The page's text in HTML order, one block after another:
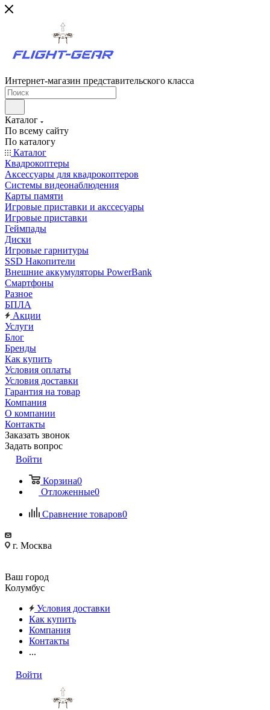
Интернет-магазин представительского класса
Каталог
По всему сайту
По каталогу
Каталог
Квадрокоптеры
Аксессуары для квадрокоптеров
Системы видеонаблюдения
Карты памяти
Игровые приставки и акссесуары
Игровые приставки
Геймпады
Диски
Игровые гарнитуры
SSD Накопители
Внешние аккумуляторы PowerBank
Смартфоны
Разное
БПЛА
Акции
Услуги
Блог
Бренды
Как купить
Условия оплаты
Условия доставки
Гарантия на товар
Компания
О компании
Контакты
Заказать звонок
Задать вопрос
Войти
Корзина0
Отложенные0
Сравнение товаров0
г. Москва
Ваш город
Колумбус
Условия доставки
Как купить
Компания
Контакты
...
Войти